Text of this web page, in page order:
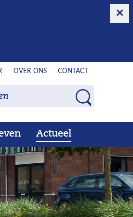
OVER ONS CONTACT
Zoeken
Beleven
Uitklappen
Actueel